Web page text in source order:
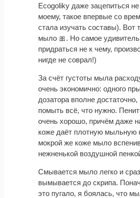
Ecogolikу даже зацепиться
моему, такое впервые со
стала изучать составы). Вот
мыло 🎀. Но самое
придраться не к чему,
нигде не соврал!)
За счёт густоты мыла
очень экономично: одного
дозатора вполне
помыть всё, что нужно.
очень хорошо, причём даже
коже даёт плотную мыльную
мокрой же коже мыло
нежненькой воздушной
Смывается мыло легко и
вымывается до скрипа.
это пугало, я боялась, что